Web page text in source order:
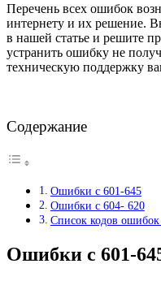
Перечень всех ошибок
интернету и их решение.
в нашей статье и решите
устранить ошибку не
техническую поддержку
Содержание
Ошибки с 601-645
Ошибки с 604- 620
Список кодов
Ошибки с 601-